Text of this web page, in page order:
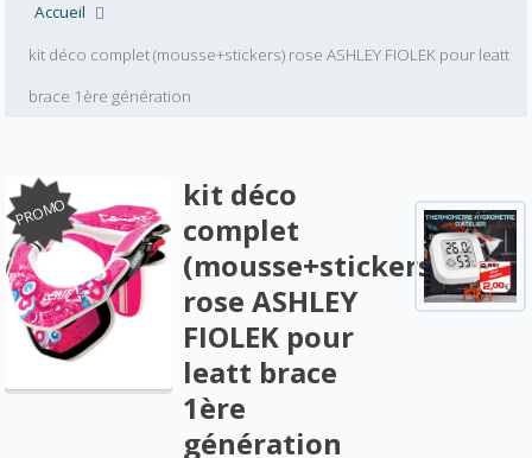
Accueil
kit déco complet (mousse+stickers) rose ASHLEY FIOLEK pour leatt
brace 1ère génération
PROMO
kit déco
complet
(mousse+stickers)
rose ASHLEY
FIOLEK pour
leatt brace
1ère
génération